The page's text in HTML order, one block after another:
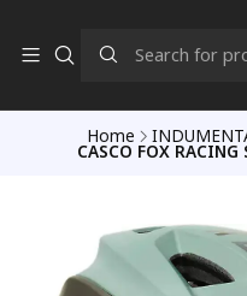
Home
CASCO FOX RACING